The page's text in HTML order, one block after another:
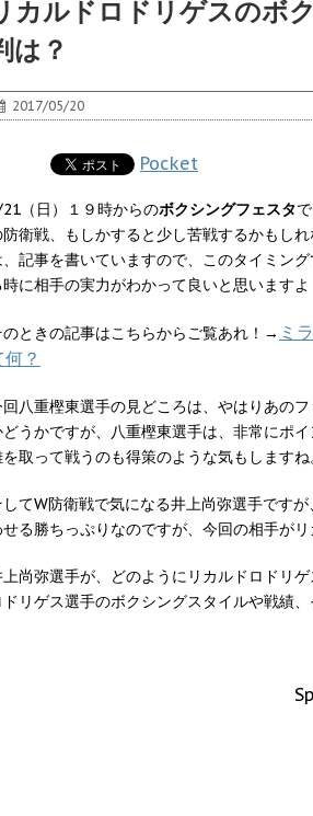
カルドロドリゲスのボ
は？
2017/05/20
Pocket
（日）１９時からのボクシングフェスタで
防衛戦、もしかすると少し苦戦するかもし
、記事を書いていますので、このタイミン
時に相手の実力がわかって良いと思いますよ
のときの記事はこちらからご覧あれ！→ ミ
何？
八重樫東選手の見どころは、やはりあの
どうかですが、八重樫東選手は、非常にポ
取って戦うのも得策のような気もしますね
してW防衛戦で気になる井上尚弥選手ですが、
る勝ちっぷりなのですが、今回の相手がリ
上尚弥選手が、どのようにリカルドロドリ
ドリゲス選手のボクシングスタイルや戦績